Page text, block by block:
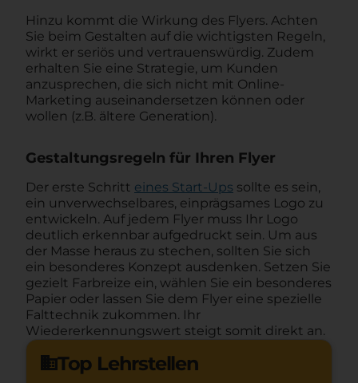
Hinzu kommt die Wirkung des Flyers. Achten
Sie beim Gestalten auf die wichtigsten Regeln,
wirkt er seriös und vertrauenswürdig. Zudem
erhalten Sie eine Strategie, um Kunden
anzusprechen, die sich nicht mit Online-
Marketing auseinandersetzen können oder
wollen (z.B. ältere Generation).
Gestaltungsregeln für Ihren Flyer
Der erste Schritt eines Start-Ups sollte es sein,
ein unverwechselbares, einprägsames Logo zu
entwickeln. Auf jedem Flyer muss Ihr Logo
deutlich erkennbar aufgedruckt sein. Um aus
der Masse heraus zu stechen, sollten Sie sich
ein besonderes Konzept ausdenken. Setzen Sie
gezielt Farbreize ein, wählen Sie ein besonderes
Papier oder lassen Sie dem Flyer eine spezielle
Falttechnik zukommen. Ihr
Wiedererkennungswert steigt somit direkt an.
domainTop Lehrstellen